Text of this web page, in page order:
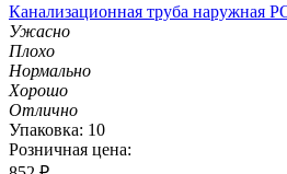
Канализационная труба наружная
Ужасно
Плохо
Нормально
Хорошо
Отлично
Упаковка: 10
Розничная цена: